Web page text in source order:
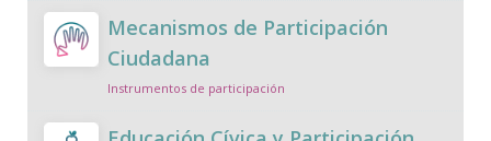
Mecanismos de Participación
Ciudadana
Instrumentos de participación